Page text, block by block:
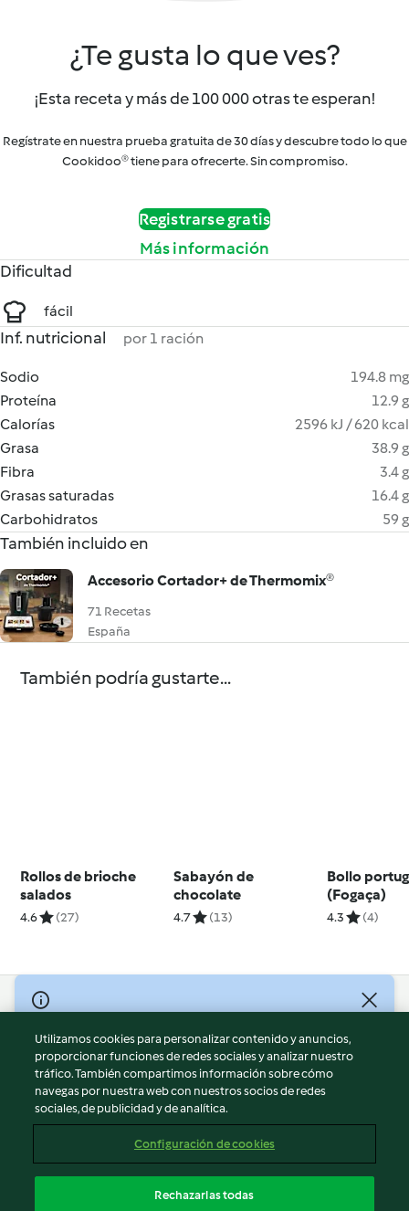
¿Te gusta lo que ves?
¡Esta receta y más de 100 000 otras te esperan!
Regístrate en nuestra prueba gratuita de 30 días y descubre todo lo que
Cookidoo® tiene para ofrecerte. Sin compromiso.
Registrarse gratis
Más información
Dificultad
fácil
Inf. nutricional por 1 ración
Sodio
194.8 mg
Proteína
12.9 g
Calorías
2596 kJ / 620 kcal
Grasa
38.9 g
Fibra
3.4 g
Grasas saturadas
16.4 g
Carbohidratos
59 g
También incluido en
Accesorio Cortador+ de Thermomix®
71 Recetas
España
También podría gustarte...
Rollos de brioche
salados
4.6 (27)
Sabayón de
chocolate
4.7 (13)
Bollo
(Fogaça)
4.3 (4)
© Copyright 2026
Términos de uso
Política de privacidad
Aviso legal
Información legal
Reportar contenido
Utilizamos cookies para personalizar contenido y anuncios,
proporcionar funciones de redes sociales y analizar nuestro
tráfico. También compartimos información sobre cómo
navegas por nuestra web con nuestros socios de redes
sociales, de publicidad y de analítica.
Configuración de cookies
Rechazarlas todas